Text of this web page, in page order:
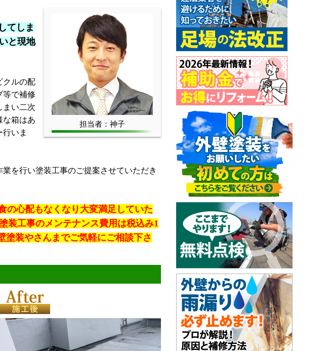
担当者：神子
てしま
と現地
クルの配
等で補修
まい二次
な箱はあ
いま
を行い塗装工事のご提案させていただき
の心配もなくなり大変満足していた
装工事のメンテナンス費用は税込み1
塗装やさんまでご気軽にご相談下さ